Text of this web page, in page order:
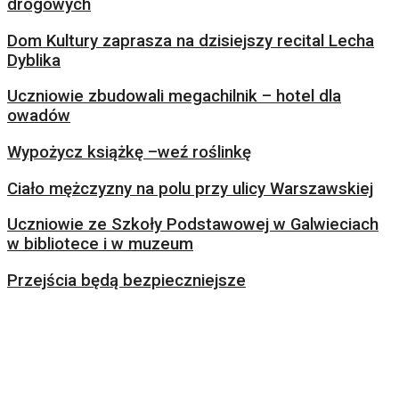
drogowych
Dom Kultury zaprasza na dzisiejszy recital Lecha
Dyblika
Uczniowie zbudowali megachilnik – hotel dla
owadów
Wypożycz książkę –weź roślinkę
Ciało mężczyzny na polu przy ulicy Warszawskiej
Uczniowie ze Szkoły Podstawowej w Galwieciach
w bibliotece i w muzeum
Przejścia będą bezpieczniejsze